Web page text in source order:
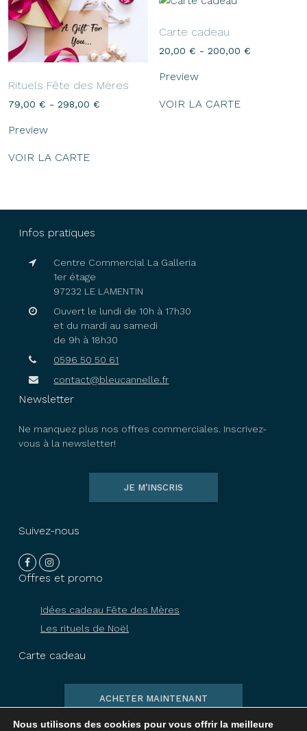
Rituels Fête des Mères
79,00 € - 298,00 €
Preview
VOIR LA CARTE
Carte cadeau
20,00€ -200,00€
Preview
VOIR LA CARTE
Infos pratiques
Centre Commercial La Galleria
1er étage
97232 LE LAMENTIN
Ouvert le lundi de 10h à 17h30
et du mardi au samedi
de 9h à 18h30
0596 50 50 61
contact@bleucannelle.fr
Newsletter
Ne manquez plus nos offres commerciales. Inscrivez-
vous à la newsletter!
JE M'INSCRIS
Suivez-nous
Offres et promo
Idées cadeau Fête des Mères
Les rituels de Noël
Carte cadeau
ACHETER MAINTENANT
Nous utilisons des cookies pour vous offrir la meilleure